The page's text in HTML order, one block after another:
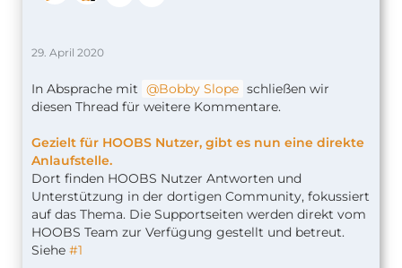
29. April 2020
In Absprache mit Bobby Slope schließen wir
diesen Thread für weitere Kommentare.
Gezielt für HOOBS Nutzer, gibt es nun eine direkte
Anlaufstelle.
Dort finden HOOBS Nutzer Antworten und
Unterstützung in der dortigen Community, fokussiert
auf das Thema. Die Supportseiten werden direkt vom
HOOBS Team zur Verfügung gestellt und betreut.
Siehe #1